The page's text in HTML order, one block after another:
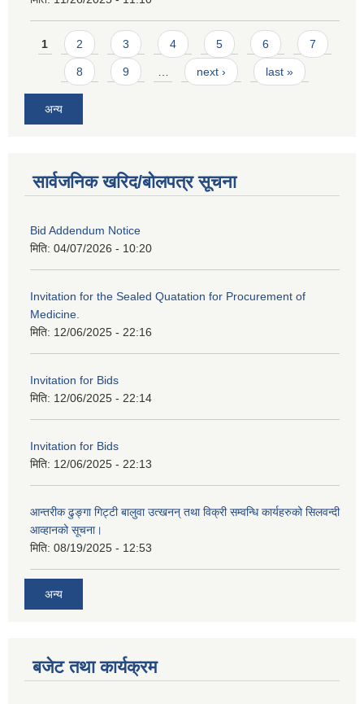
Pages
1 2 3 4 5 6 7
8 9 next › last »
अन्य
सार्वजनिक खरिद/बोलपत्र सूचना
Bid Addendum Notice
मिति: 04/07/2026 - 10:20
Invitation for the Sealed Quatation for Procurement of
Medicine.
मिति: 12/06/2025 - 22:16
Invitation for Bids
मिति: 12/06/2025 - 22:14
Invitation for Bids
मिति: 12/06/2025 - 22:13
आन्तरीक ढुङ्गा गिट्टी बालुवा उत्खनन् तथा विक्री सम्वन्धि कार्यहरुको सिलवन्दी
आव्हानको सूचना।
मिति: 08/19/2025 - 12:53
अन्य
बजेट तथा कार्यक्रम